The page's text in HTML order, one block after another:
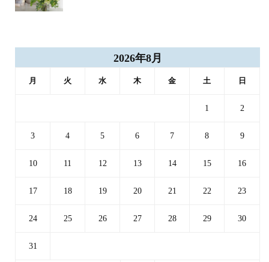
2026年8月
月 火 水 木 金 土 日
1 2
3 4 5 6 7 8 9
10 11 12 13 14 15 16
17 18 19 20 21 22 23
24 25 26 27 28 29 30
31